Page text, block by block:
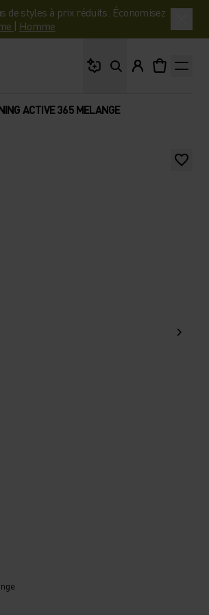
de styles à prix réduits. Économisez
| Homme
ACTIVE 365 MELANGE